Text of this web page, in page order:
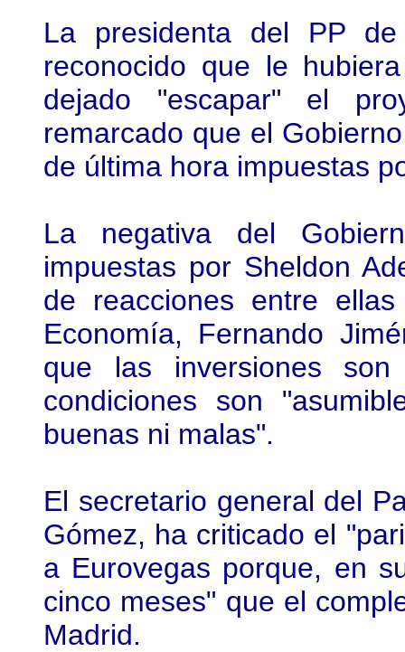
La presidenta del PP
reconocido que le
dejado "escapar" el
remarcado que el
de última hora impuestas
La negativa del
impuestas por Sheldon
de reacciones entre
Economía, Fernando
que las inversiones
condiciones son
buenas ni malas".
El secretario general del
Gómez, ha criticado el
a Eurovegas porque, en
cinco meses" que el
Madrid.